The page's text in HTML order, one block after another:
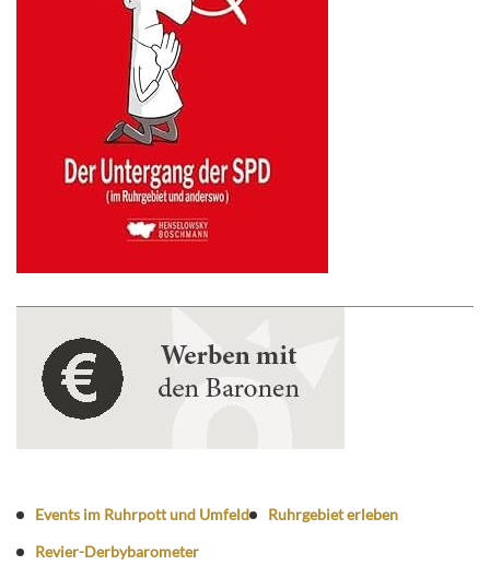
Events im Ruhrpott und Umfeld
Ruhrgebiet erleben
Revier-Derbybarometer